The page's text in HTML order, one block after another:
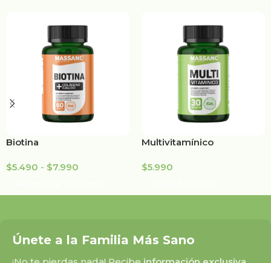
Biotina
$5.490 - $7.990
Multivitamínico
$5.990
Únete a la Familia Más Sano